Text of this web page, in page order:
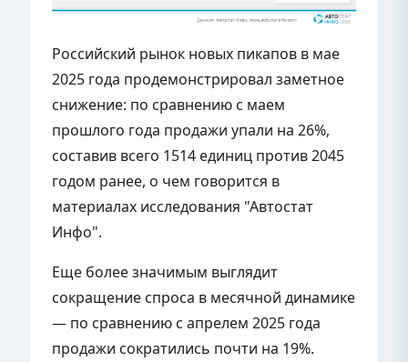
Российский рынок новых пикапов в мае
2025 года продемонстрировал заметное
снижение: по сравнению с маем
прошлого года продажи упали на 26%,
составив всего 1514 единиц против 2045
годом ранее, о чем говорится в
материалах исследования "Автостат
Инфо".
Еще более значимым выглядит
сокращение спроса в месячной динамике
— по сравнению с апрелем 2025 года
продажи сократились почти на 19%.